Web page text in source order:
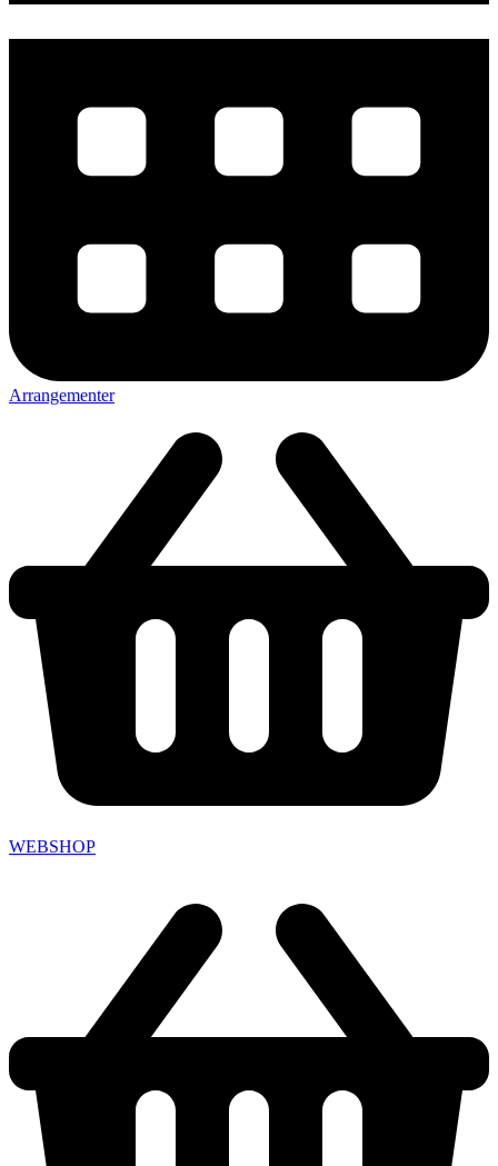
Arrangementer
WEBSHOP